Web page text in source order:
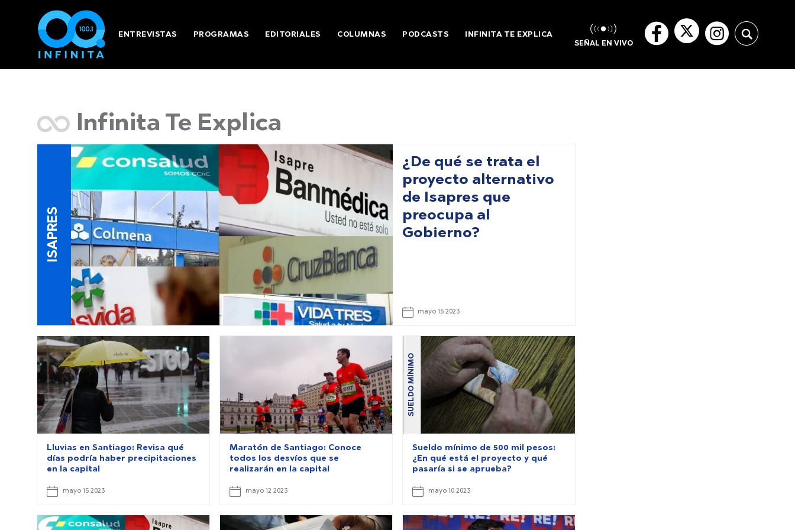
ENTREVISTAS PROGRAMAS EDITORIALES COLUMNAS PODCASTS INFINITA TE EXPLICA
SEÑAL EN VIVO
Infinita Te Explica
ISAPRES
¿De qué se trata el
proyecto alternativo
de Isapres que
preocupa al
Gobierno?
mayo 15 2023
Lluvias en Santiago: Revisa qué
días podría haber precipitaciones
en la capital
mayo 15 2023
Maratón de Santiago: Conoce
todos los desvíos que se
realizarán en la capital
mayo 12 2023
SUELDO MÍNIMO
Sueldo mínimo de 500 mil pesos:
¿En qué está el proyecto y qué
pasaría si se aprueba?
mayo 10 2023